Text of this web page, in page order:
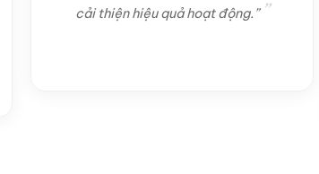
cải thiện hiệu quả hoạt động.”